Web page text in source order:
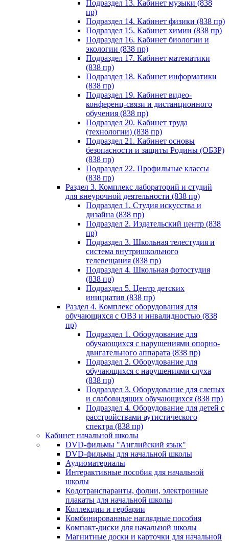
Подраздел 13. Кабинет музыки (838
пр)
Подраздел 14. Кабинет физики (838 пр)
Подраздел 15. Кабинет химии (838 пр)
Подраздел 16. Кабинет биологии и
экологии (838 пр)
Подраздел 17. Кабинет математики
(838 пр)
Подраздел 18. Кабинет информатики
(838 пр)
Подраздел 19. Кабинет видео-
конференц-связи и дистанционного
обучения (838 пр)
Подраздел 20. Кабинет труда
(технологии) (838 пр)
Подраздел 21. Кабинет основы
безопасности и защиты Родины (ОБЗР)
(838 пр)
Подраздел 22. Профильные классы
(838 пр)
Раздел 3. Комплекс лабораторий и студий
для внеурочной деятельности (838 пр)
Подраздел 1. Студия искусства и
дизайна (838 пр)
Подраздел 2. Издательский центр (838
пр)
Подраздел 3. Школьная телестудия и
система внутришкольного
телевещания (838 пр)
Подраздел 4. Школьная фотостудия
(838 пр)
Подраздел 5. Центр детских
инициатив (838 пр)
Раздел 4. Комплекс оборудования для
обучающихся с ОВЗ и инвалидностью (838
пр)
Подраздел 1. Оборудование для
обучающихся с нарушениями опорно-
двигательного аппарата (838 пр)
Подраздел 2. Оборудование для
обучающихся с нарушениями слуха
(838 пр)
Подраздел 3. Оборудование для слепых
и слабовидящих обучающихся (838 пр)
Подраздел 4. Оборудование для детей с
расстройствами аутистического
спектра (838 пр)
Кабинет начальной школы
DVD-фильмы "Английский язык"
DVD-фильмы для начальной школы
Аудиоматериалы
Интерактивные пособия для начальной
школы
Кодотранспаранты, фолии, электронные
плакаты для начальной школы
Коллекции и гербарии
Комбинированные наглядные пособия
Компакт-диски для начальной школы
Магнитные доски и карточки для начальной